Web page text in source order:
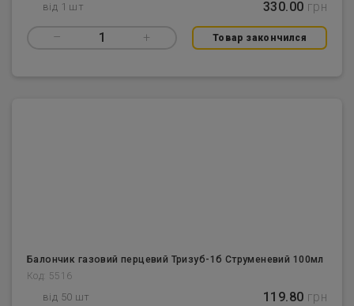
від 1 шт 330.00 грн
– 1 + Товар закончился
Балончик газовий перцевий Тризуб-1б Струменевий 100мл
Код: 5516
від 50 шт 119.80 грн